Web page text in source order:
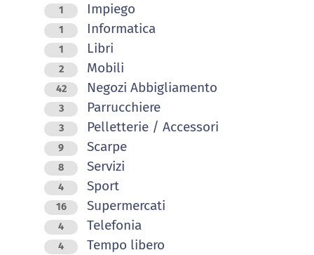
1 Impiego
1 Informatica
1 Libri
2 Mobili
42 Negozi Abbigliamento
3 Parrucchiere
3 Pelletterie / Accessori
9 Scarpe
8 Servizi
4 Sport
16 Supermercati
4 Telefonia
4 Tempo libero